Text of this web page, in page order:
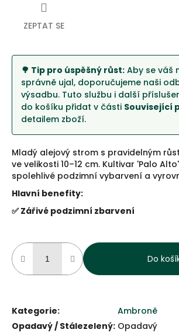
Do
🌳 Tip pro úspěšný růst: Aby se váš
správně ujal, doporučujeme naši
výsadbu. Tuto službu i další
do košíku přidat v části Související
detailem zboží.
Mladý alejový strom s pravidelným
ve velikosti 10–12 cm. Kultivar 'Palo
spolehlivé podzimní vybarvení a
Hlavní benefity:
✅ Zářivé podzimní zbarvení
Kategorie:
Ambroně
Opadavý / Stálezelený: Opadavý
ZEPTAT SE